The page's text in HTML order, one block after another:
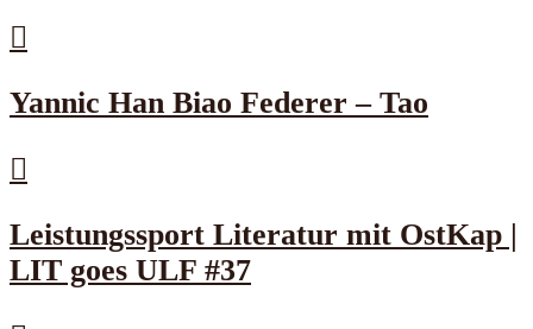
Yannic Han Biao Federer – Tao
Leistungssport Literatur mit OstKap |
LIT goes ULF #37